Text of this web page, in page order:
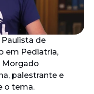
de
em Pediatria,
Morgado
palestrante e
o tema.